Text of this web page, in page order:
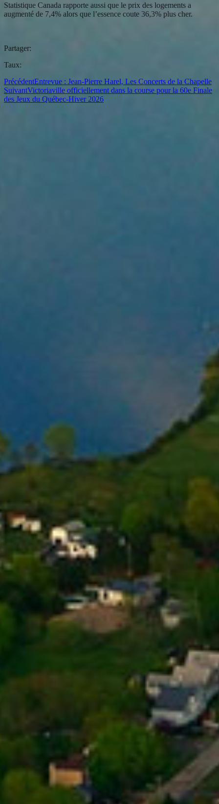
Statistique Canada rapporte aussi que le prix des logements a
augmenté de 7,4% alors que l’essence coute 36,3% plus cher.
Partager:
Taux:
PrécédentEntrevue : Jean-Pierre Harel, Les Concerts de la Chapelle
SuivantVictoriaville officiellement dans la course pour la 60e Finale
des Jeux du Québec-Hiver 2026